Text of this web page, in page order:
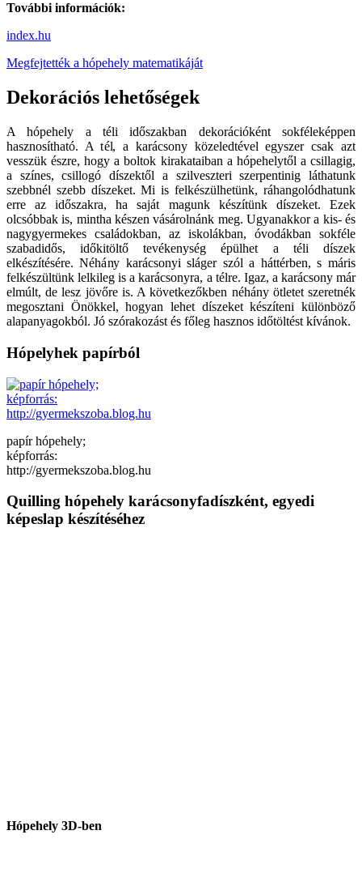
További információk:
index.hu
Megfejtették a hópehely matematikáját
Dekorációs lehetőségek
A hópehely a téli időszakban dekorációként sokféleképpen
hasznosítható. A tél, a karácsony közeledtével egyszer csak azt
vesszük észre, hogy a boltok kirakataiban a hópehelytől a csillagig,
a színes, csillogó díszektől a szilveszteri szerpentinig láthatunk
szebbnél szebb díszeket. Mi is felkészülhetünk, ráhangolódhatunk
erre az időszakra, ha saját magunk készítünk díszeket. Ezek
olcsóbbak is, mintha készen vásárolnánk meg. Ugyanakkor a kis- és
nagygyermekes családokban, az iskolákban, óvodákban sokféle
szabadidős, időkitöltő tevékenység épülhet a téli díszek
elkészítésére. Néhány karácsonyi sláger szól a háttérben, s máris
felkészültünk lelkileg is a karácsonyra, a télre. Igaz, a karácsony már
elmúlt, de lesz jövőre is. A következőkben néhány ötletet szeretnék
megosztani Önökkel, hogyan lehet díszeket készíteni különböző
alapanyagokból. Jó szórakozást és főleg hasznos időtöltést kívánok.
Hópelyhek papírból
papír hópehely;
képforrás:
http://gyermekszoba.blog.hu
Quilling hópehely karácsonyfadíszként, egyedi
képeslap készítéséhez
Hópehely 3D-ben